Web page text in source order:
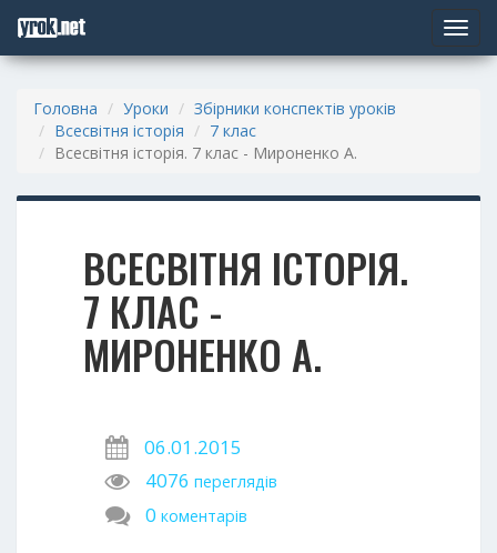
Toggle
Головна Уроки
Збірники конспектів уроків
Всесвітня історія
7 клас
Всесвітня історія. 7 клас - Мироненко А.
ВСЕСВІТНЯ ІСТОРІЯ.
7 КЛАС -
МИРОНЕНКО А.
06.01.2015
4076 переглядів
0 коментарів